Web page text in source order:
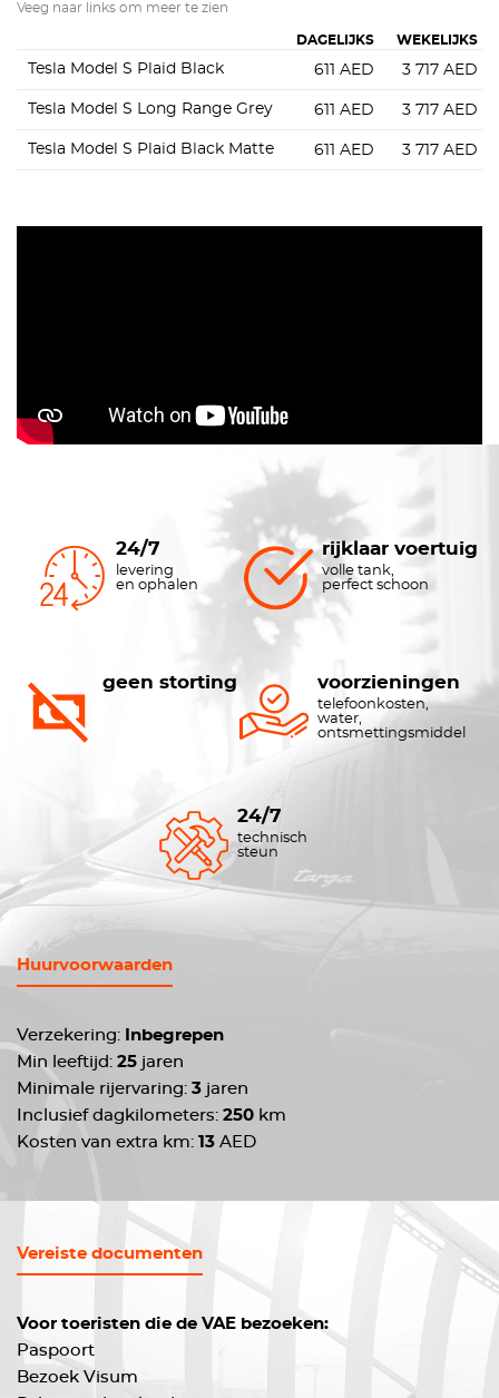
Veeg naar links om meer te zien
DAGELIJKS WEKELIJKS
Tesla Model S Plaid Black 611 AED 3 717 AED
Tesla Model S Long Range Grey 611 AED 3 717 AED
Tesla Model S Plaid Black Matte 611 AED 3 717 AED
24/7
levering
en ophalen
rijklaar voertuig
volle tank,
perfect schoon
geen storting voorzieningen
telefoonkosten,
water,
ontsmettingsmiddel
24/7
technisch
steun
Huurvoorwaarden
Verzekering:
Inbegrepen
Min leeftijd: 25 jaren
Minimale rijervaring: 3 jaren
Inclusief dagkilometers: 250 km
Kosten van extra km: 13 AED
Vereiste documenten
Voor toeristen die de VAE bezoeken:
Paspoort
Bezoek Visum